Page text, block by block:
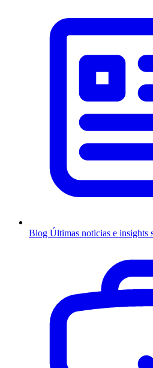
Blog Últimas noticias e insights